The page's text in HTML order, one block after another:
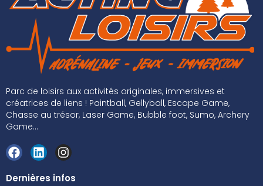
Parc de loisirs aux activités originales, immersives et
créatrices de liens ! Paintball, Gellyball, Escape Game,
Chasse au trésor, Laser Game, Bubble foot, Sumo, Archery
Game...
Dernières infos